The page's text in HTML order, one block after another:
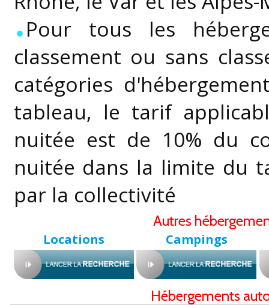
Pour tous les
classement ou sans
catégories
tableau, le tarif
nuitée est de 10% du
nuitée dans la limite du
par la collectivité
Autres
Locations Campings
Hébergements